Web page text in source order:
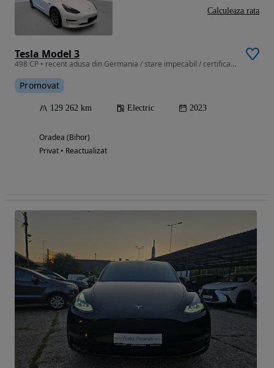
Tesla Model 3
498 CP • recent adusa din Germania / stare impecabil / certificat baterie
Promovat
129 262 km Electric 2023
Oradea (Bihor)
Privat • Reactualizat
Calculeaza rata